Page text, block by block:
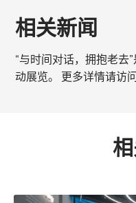
相关新闻
“与时间对话，拥抱老去”
动展览。 更多详情请访